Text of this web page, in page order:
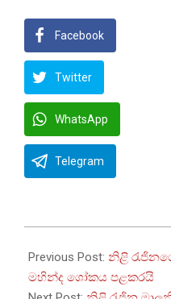
Facebook
Twitter
WhatsApp
Telegram
05-
25
Previous Post: නිළි
මහින්ද ශෝකය පළකරයි